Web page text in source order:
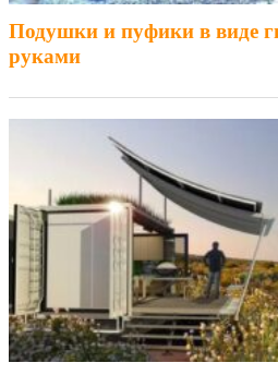
Подушки и пуфики в виде
руками